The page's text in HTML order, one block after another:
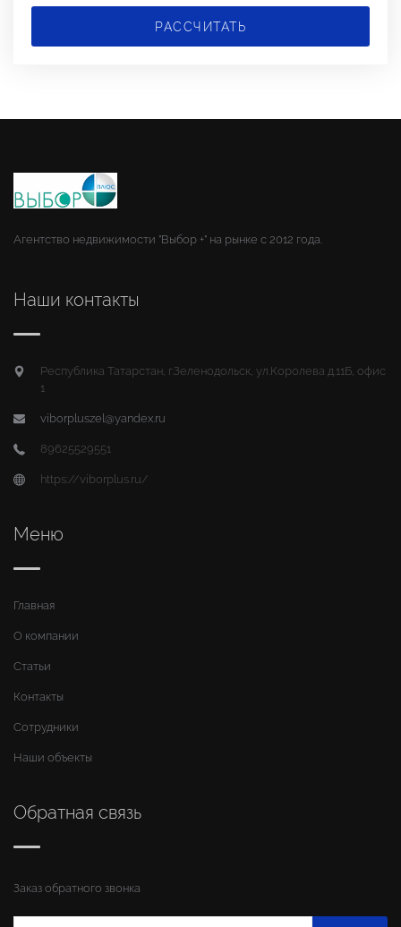
РАССЧИТАТЬ
Агентство недвижимости "Выбор +" на рынке с 2012 года.
Наши контакты
Республика Татарстан, г.Зеленодольск, ул.Королева д.11Б, офис
1
viborpluszel@yandex.ru
89625529551
https://viborplus.ru/
Меню
Главная
О компании
Статьи
Контакты
Сотрудники
Наши объекты
Обратная связь
Заказ обратного звонка